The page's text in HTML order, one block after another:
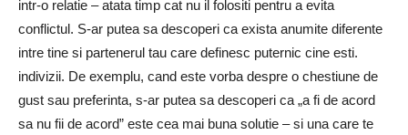
intr-o relatie – atata timp cat nu il folositi pentru a evita
conflictul. S-ar putea sa descoperi ca exista anumite diferente
intre tine si partenerul tau care definesc puternic cine esti.
indivizii. De exemplu, cand este vorba despre o chestiune de
gust sau preferinta, s-ar putea sa descoperi ca „a fi de acord
sa nu fii de acord” este cea mai buna solutie – si una care te